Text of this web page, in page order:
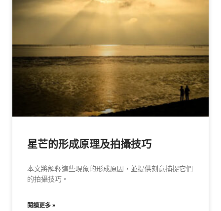
星芒的形成原理及拍攝技巧
本文將解釋這些現象的形成原因，並提供刻意捕捉它們
的拍攝技巧。
閱讀更多 »